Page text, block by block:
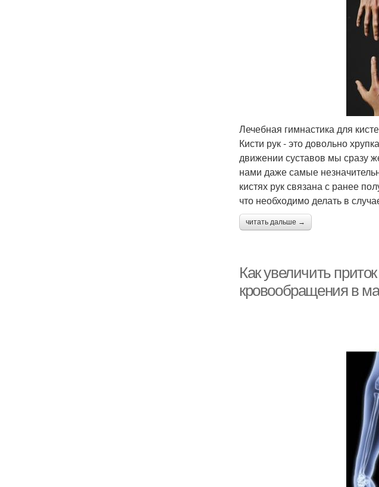
Лечебная гимнастика для
Кисти рук - это довольно
движении суставов мы сразу
нами даже самые
кистях рук связана с ранее
что необходимо делать в
читать дальше →
Как увеличить
кровообращения в